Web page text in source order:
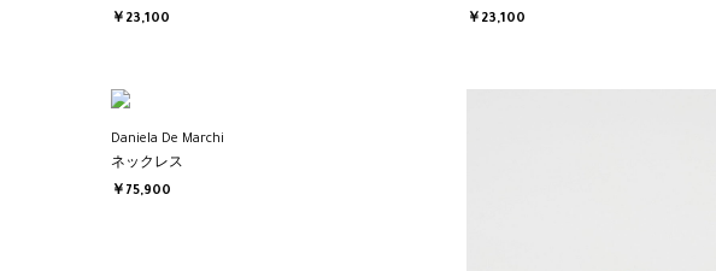
￥23,100
￥23,100
Daniela De Marchi
ネックレス
￥75,900